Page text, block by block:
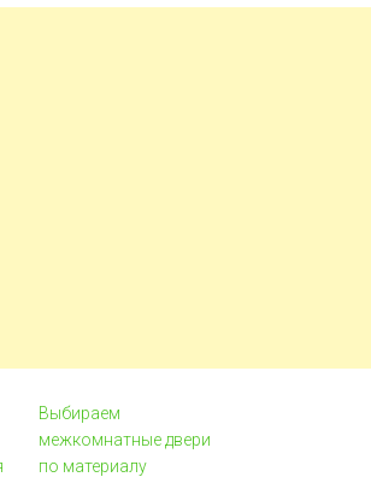
Выбираем
межкомнатные двери
по материалу